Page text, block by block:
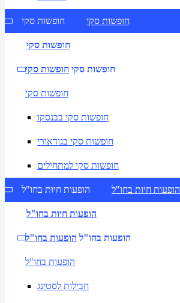
חופשות סקי חופשות סקי
חופשות סקי
חופשות סקי חופשות סקי
חופשות סקי
חופשות סקי בבנסקו
חופשות סקי בגודאורי
חופשות סקי למתחילים
הופעות חיות בחו"ל הופעות חיות בחו"ל
הופעות חיות בחו"ל
הופעות בחו"ל הופעות בחו"ל
הופעות בחו"ל
חבילות לסטינג